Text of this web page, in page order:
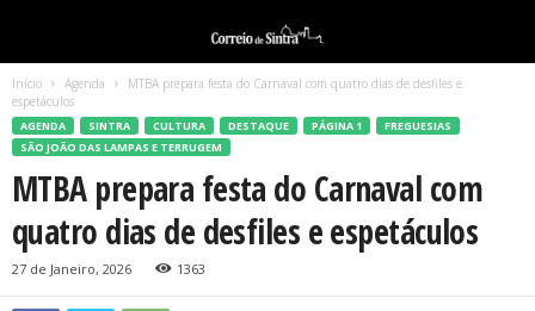
Início Agenda
MTBA prepara festa do Carnaval com quatro dias de desfiles e
espetáculos
AGENDA SINTRA CULTURA DESTAQUE PÁGINA 1
FREGUESIAS
SÃO JOÃO DAS LAMPAS E TERRUGEM
MTBA prepara festa do Carnaval com
quatro dias de desfiles e espetáculos
27 de Janeiro, 2026 1363